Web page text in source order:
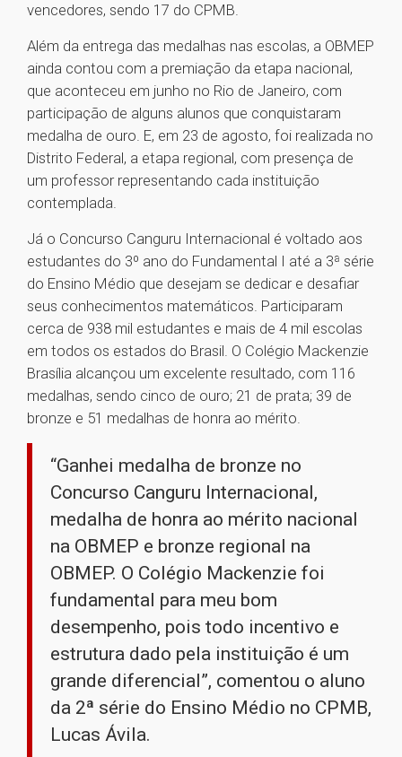
vencedores, sendo 17 do CPMB.
Além da entrega das medalhas nas escolas, a OBMEP
ainda contou com a premiação da etapa nacional,
que aconteceu em junho no Rio de Janeiro, com
participação de alguns alunos que conquistaram
medalha de ouro. E, em 23 de agosto, foi realizada no
Distrito Federal, a etapa regional, com presença de
um professor representando cada instituição
contemplada.
Já o Concurso Canguru Internacional é voltado aos
estudantes do 3º ano do Fundamental I até a 3ª série
do Ensino Médio que desejam se dedicar e desafiar
seus conhecimentos matemáticos. Participaram
cerca de 938 mil estudantes e mais de 4 mil escolas
em todos os estados do Brasil. O Colégio Mackenzie
Brasília alcançou um excelente resultado, com 116
medalhas, sendo cinco de ouro; 21 de prata; 39 de
bronze e 51 medalhas de honra ao mérito.
“Ganhei medalha de bronze no
Concurso Canguru Internacional,
medalha de honra ao mérito nacional
na OBMEP e bronze regional na
OBMEP. O Colégio Mackenzie foi
fundamental para meu bom
desempenho, pois todo incentivo e
estrutura dado pela instituição é um
grande diferencial”, comentou o aluno
da 2ª série do Ensino Médio no CPMB,
Lucas Ávila.